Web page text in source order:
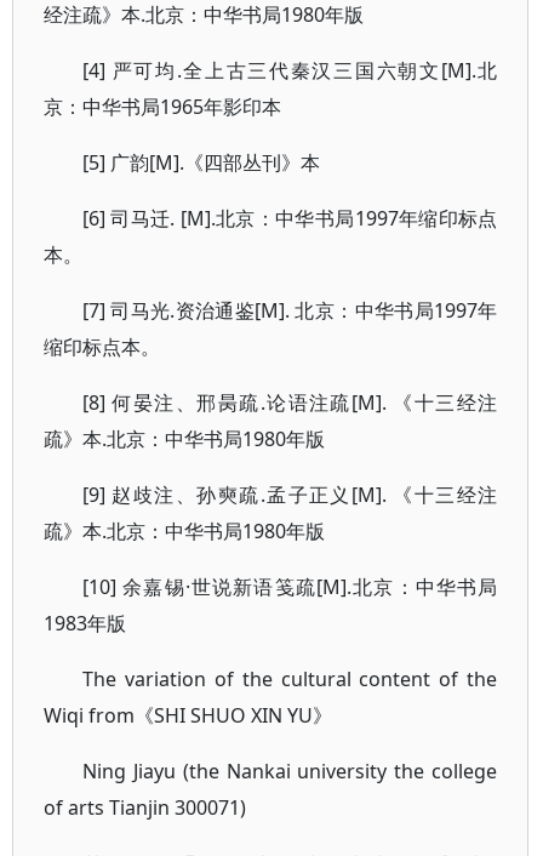
经注疏》本.北京：中华书局1980年版
[4] 严可均.全上古三代秦汉三国六朝文[M].北
京：中华书局1965年影印本
[5] 广韵[M].《四部丛刊》本
[6] 司马迁. [M].北京：中华书局1997年缩印标点
本。
[7] 司马光.资治通鉴[M]. 北京：中华书局1997年
缩印标点本。
[8] 何晏注、邢昺疏.论语注疏[M]. 《十三经注
疏》本.北京：中华书局1980年版
[9] 赵歧注、孙奭疏.孟子正义[M]. 《十三经注
疏》本.北京：中华书局1980年版
[10] 余嘉锡·世说新语笺疏[M].北京：中华书局
1983年版
The variation of the cultural content of the
Wiqi from《SHI SHUO XIN YU》
Ning Jiayu (the Nankai university the college
of arts Tianjin 300071)